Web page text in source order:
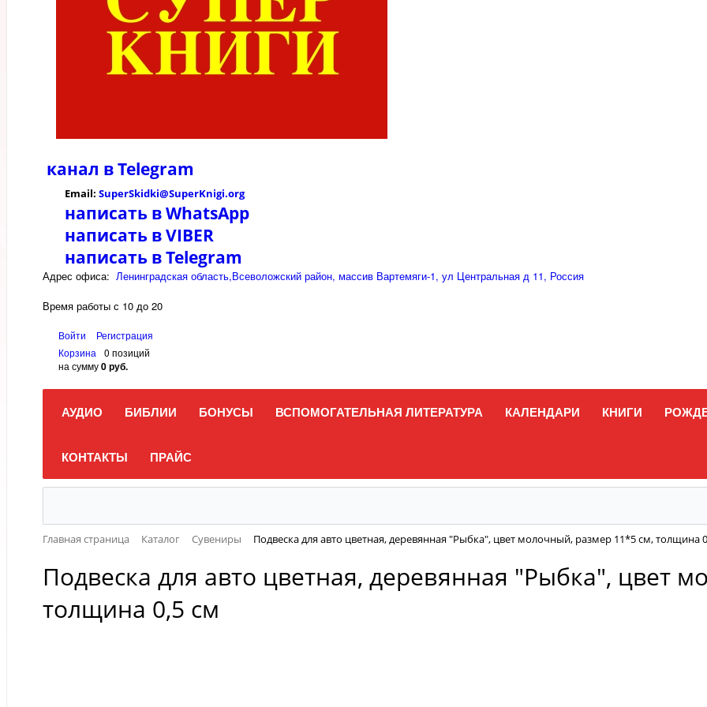
канал вTelegram
Email: SuperSkidki@SuperKnigi.org
написать в WhatsApp
написать в VIBER
написать в Telegram
Адрес офиса: Ленинградская область,Всеволожский район, массив Вартемяги-1, ул Центральная д 11, Россия
Время работы с 10 до 20
Войти
Регистрация
Корзина
0 позиций
на сумму0 руб.
АУДИО БИБЛИИ БОНУСЫ ВСПОМОГАТЕЛЬНАЯ ЛИТЕРАТУРА КАЛЕНДАРИ КНИГИ
КОНТАКТЫ ПРАЙС
Главная страница Каталог Сувениры Подвеска для авто цветная, деревянная "Рыбка", цвет молочный, размер 11*5 см, толщина
Подвеска для авто цветная, деревянная "Рыбка", цвет
толщина 0,5 см